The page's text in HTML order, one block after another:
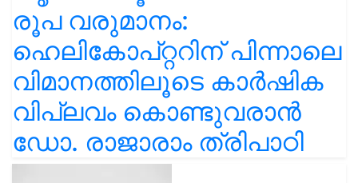
രൂപ വരുമാനം:
ഹെലികോപ്റ്ററിന് പിന്നാലെ
വിമാനത്തിലൂടെ കാർഷിക
വിപ്ലവം കൊണ്ടുവരാൻ
ഡോ. രാജാരാം ത്രിപാഠി